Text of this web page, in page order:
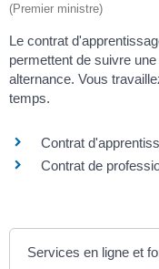
(Premier ministre)
Le contrat
permettent de suivre
alternance. Vous
temps.
Contrat
Contrat de
Services en ligne et